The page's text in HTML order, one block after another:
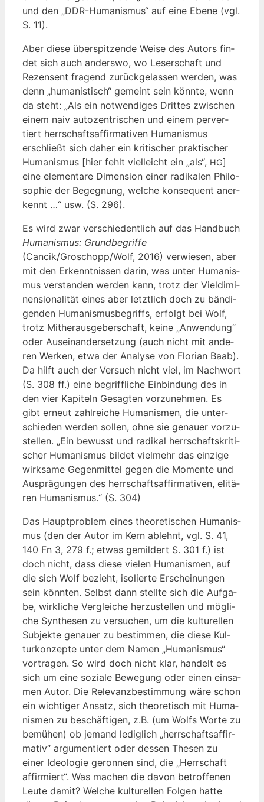
und den „DDR-Huma­nis­mus“ auf eine Ebe­ne (vgl.
S. 11).
Aber die­se über­spit­zen­de Wei­se des Autors fin­
det sich auch anders­wo, wo Leser­schaft und
Rezen­sent fra­gend zurück­ge­las­sen wer­den, was
denn „huma­nis­tisch“ gemeint sein könn­te, wenn
da steht: „Als ein not­wen­di­ges Drit­tes zwi­schen
einem naiv auto­zen­tri­schen und einem per­ver­
tiert herr­schafts­af­fir­ma­ti­ven Huma­nis­mus
erschließt sich daher ein kri­ti­scher prak­ti­scher
Huma­nis­mus [hier fehlt viel­leicht ein „als“, HG]
eine ele­men­ta­re Dimen­si­on einer radi­ka­len Phi­lo­
so­phie der Begeg­nung, wel­che kon­se­quent aner­
kennt …“ usw. (S. 296).
Es wird zwar ver­schie­dent­lich auf das Hand­buch
Huma­nis­mus: Grund­be­grif­fe
(Cancik/Groschopp/Wolf, 2016) ver­wie­sen, aber
mit den Erkennt­nis­sen dar­in, was unter Huma­nis­
mus ver­stan­den wer­den kann, trotz der Viel­d­imi­
nen­sio­na­li­tät eines aber letzt­lich doch zu bän­di­
gen­den Huma­nis­mus­be­griffs, erfolgt bei Wolf,
trotz Mit­her­aus­ge­ber­schaft, kei­ne „Anwen­dung“
oder Aus­ein­an­der­set­zung (auch nicht mit ande­
ren Wer­ken, etwa der Ana­ly­se von Flo­ri­an Baab).
Da hilft auch der Ver­such nicht viel, im Nach­wort
(S. 308 ff.) eine begriff­li­che Ein­bin­dung des in
den vier Kapi­teln Gesag­ten vor­zu­neh­men. Es
gibt erneut zahl­rei­che Huma­nis­men, die unter­
schie­den wer­den sol­len, ohne sie genau­er vor­zu­
stel­len. „Ein bewusst und radi­kal herr­schafts­kri­ti­
scher Huma­nis­mus bil­det viel­mehr das ein­zi­ge
wirk­sa­me Gegen­mit­tel gegen die Momen­te und
Aus­prä­gun­gen des herr­schafts­af­fir­ma­ti­ven, eli­tä­
ren Huma­nis­mus.“ (S. 304)
Das Haupt­pro­blem eines theo­re­ti­schen Huma­nis­
mus (den der Autor im Kern ablehnt, vgl. S. 41,
140 Fn 3, 279 f.; etwas gemil­dert S. 301 f.) ist
doch nicht, dass die­se vie­len Huma­nis­men, auf
die sich Wolf bezieht, iso­lier­te Erschei­nun­gen
sein könn­ten. Selbst dann stell­te sich die Auf­ga­
be, wirk­li­che Ver­glei­che her­zu­stel­len und mög­li­
che Syn­the­sen zu ver­su­chen, um die kul­tu­rel­len
Sub­jek­te genau­er zu bestim­men, die die­se Kul­
tur­kon­zep­te unter dem Namen „Huma­nis­mus“
vor­tra­gen. So wird doch nicht klar, han­delt es
sich um eine sozia­le Bewe­gung oder einen ein­sa­
men Autor. Die Rele­vanz­be­stim­mung wäre schon
ein wich­ti­ger Ansatz, sich theo­re­tisch mit Huma­
nis­men zu beschäf­ti­gen, z.B. (um Wolfs Wor­te zu
bemü­hen) ob jemand ledig­lich „herr­schafts­af­fir­
ma­tiv“ argu­men­tiert oder des­sen The­sen zu
einer Ideo­lo­gie geron­nen sind, die „Herr­schaft
affir­miert“. Was machen die davon betrof­fe­nen
Leu­te damit? Wel­che kul­tu­rel­len Fol­gen hat­te